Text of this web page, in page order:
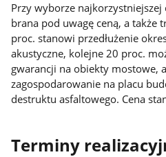
Przy wyborze
brana pod uwagę ceną, a także
proc. stanowi przedłużenie
akustyczne, kolejne 20 proc.
gwarancji na obiekty mostowe,
zagospodarowanie na placu
destruktu asfaltowego. Cena
Terminy